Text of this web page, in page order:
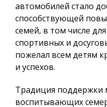
автомобилей стало
способствующей
семей, в том числе
спортивных и
пожелал всем детям
и успехов.
Традиция поддержки
воспитывающих